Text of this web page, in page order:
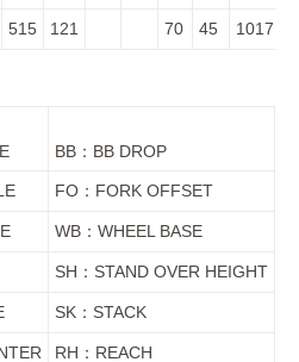
515 121 70 45 1017
BB：BB DROP
FO：FORK OFFSET
WB：WHEEL BASE
SH：STAND OVER HEIGHT
SK：STACK
RH：REACH